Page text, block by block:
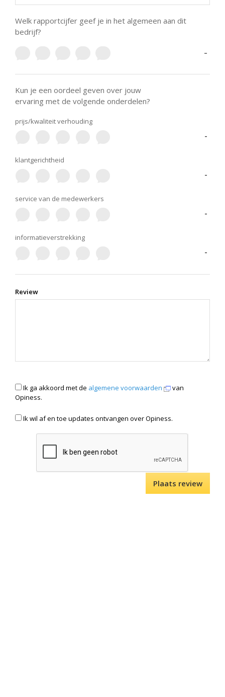
Welk rapportcijfer geef je in het algemeen aan dit
bedrijf?
-
Kun je een oordeel geven over jouw
ervaring met de volgende onderdelen?
prijs/kwaliteit verhouding
-
klantgerichtheid
-
service van de medewerkers
-
informatieverstrekking
-
Review
Ik ga akkoord met de algemene voorwaarden
van
Opiness.
Ik wil af en toe updates ontvangen over Opiness.